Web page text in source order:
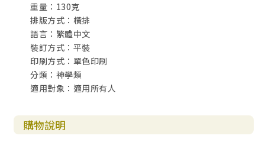
重量：130克
排版方式：橫排
語言：繁體中文
裝訂方式：平裝
印刷方式：單色印刷
分類：神學類
適用對象：適用所有人
購物說明